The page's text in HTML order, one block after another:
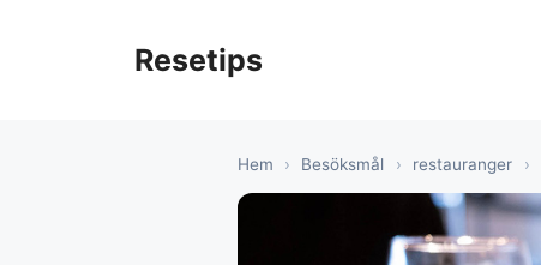
Resetips
Hem › Besöksmål › restauranger ›